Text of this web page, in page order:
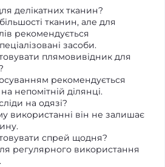
делікатних тканин?
тканин, але для
рекомендується
засоби.
плямовивідник для
рекомендується
непомітній ділянці.
на одязі?
використанні він не залишає
спрей щодня?
регулярного використання